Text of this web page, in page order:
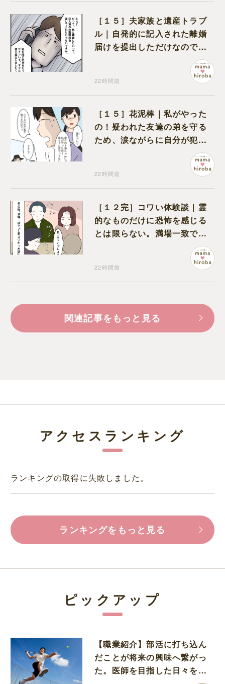
［１５］夫家族と遺産トラブ
ル｜自発的に記入された離婚
届けを提出しただけなので、
22時間前
［１５］花泥棒｜私がやった
の！疑われた友達の弟を守る
ため、涙ながらに自分が犯人
22時間前
［１２完］コワい体験談｜霊
的なものだけに恐怖を感じる
とは限らない。満場一致でコ
ワいと認定された意外な体験
22時間前
関連記事をもっと見る
アクセスランキング
ランキングの取得に失敗しました。
ランキングをもっと見る
ピックアップ
【職業紹介】部活に打ち込ん
だことが将来の興味へ繋がっ
た。医師を目指した日々を振